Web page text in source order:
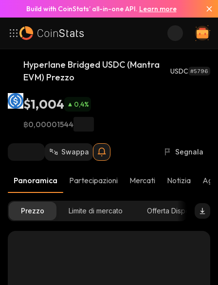
Build with CoinStats’ all-in-one API. Learn more
Hyperlane Bridged USDC (Mantra
EVM) Prezzo
USDC #5796
$1,004 0,4%
฿0,00001544
Swappa Segnala
Panoramica Partecipazioni Mercati Notizia
Prezzo Limite di mercato Offerta Disponibile